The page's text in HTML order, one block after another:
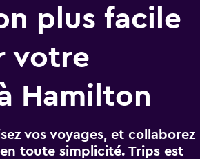
plus facile
votre
Hamilton
vos voyages, et collaborez
toute simplicité. Trips est